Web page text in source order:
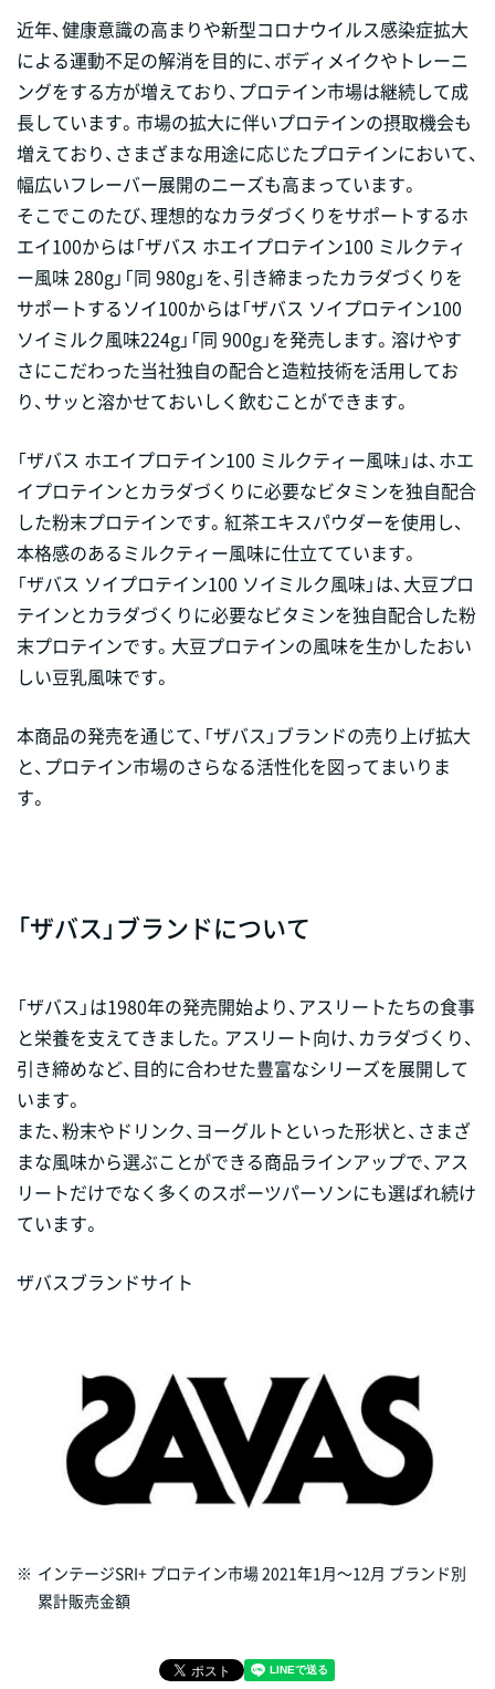
近年、健康意識の高まりや新型コロナウイルス感染症拡大
による運動不足の解消を目的に、ボディメイクやトレーニ
ングをする方が増えており、プロテイン市場は継続して成
長しています。市場の拡大に伴いプロテインの摂取機会も
増えており、さまざまな用途に応じたプロテインにおいて、
幅広いフレーバー展開のニーズも高まっています。
そこでこのたび、理想的なカラダづくりをサポートするホ
エイ100からは「ザバス ホエイプロテイン100 ミルクティ
ー風味 280g」「同 980g」を、引き締まったカラダづくりを
サポートするソイ100からは「ザバス ソイプロテイン100
ソイミルク風味224g」「同 900g」を発売します。溶けやす
さにこだわった当社独自の配合と造粒技術を活用してお
り、サッと溶かせておいしく飲むことができます。
「ザバス ホエイプロテイン100 ミルクティー風味」は、ホエ
イプロテインとカラダづくりに必要なビタミンを独自配合
した粉末プロテインです。紅茶エキスパウダーを使用し、
本格感のあるミルクティー風味に仕立てています。
「ザバス ソイプロテイン100 ソイミルク風味」は、大豆プロ
テインとカラダづくりに必要なビタミンを独自配合した粉
末プロテインです。大豆プロテインの風味を生かしたおい
しい豆乳風味です。
本商品の発売を通じて、「ザバス」ブランドの売り上げ拡大
と、プロテイン市場のさらなる活性化を図ってまいりま
す。
「ザバス」ブランドについて
「ザバス」は1980年の発売開始より、アスリートたちの食事
と栄養を支えてきました。アスリート向け、カラダづくり、
引き締めなど、目的に合わせた豊富なシリーズを展開して
います。
また、粉末やドリンク、ヨーグルトといった形状と、さまざ
まな風味から選ぶことができる商品ラインアップで、アス
リートだけでなく多くのスポーツパーソンにも選ばれ続け
ています。
ザバスブランドサイト
※ インテージSRI+ プロテイン市場 2021年1月～12月 ブランド別
累計販売金額